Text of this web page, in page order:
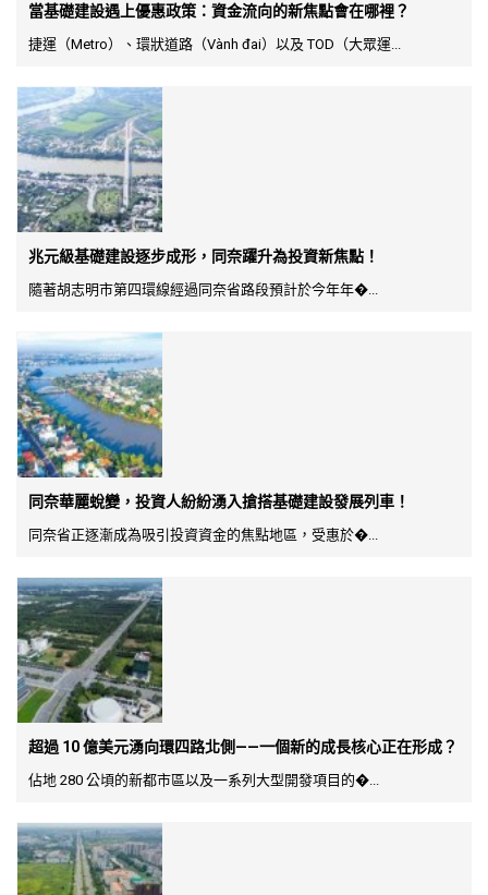
當基礎建設遇上優惠政策：資金流向的新焦點會在哪裡？
捷運（Metro）、環狀道路（Vành đai）以及 TOD（大眾運...
兆元級基礎建設逐步成形，同奈躍升為投資新焦點！
隨著胡志明市第四環線經過同奈省路段預計於今年年�...
同奈華麗蛻變，投資人紛紛湧入搶搭基礎建設發展列車！
同奈省正逐漸成為吸引投資資金的焦點地區，受惠於�...
超過 10 億美元湧向環四路北側——一個新的成長核心正在形成？
佔地 280 公頃的新都市區以及一系列大型開發項目的�...